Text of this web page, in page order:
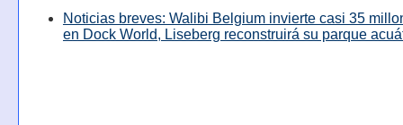
Noticias breves: Walibi Belgium invierte casi 35
en Dock World, Liseberg reconstruirá su parque